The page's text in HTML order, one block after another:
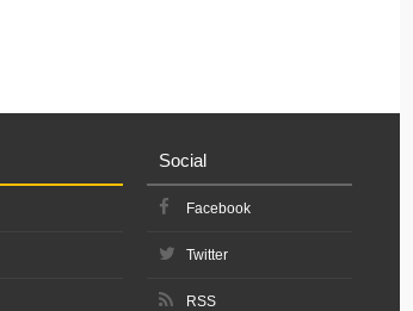
Social
Facebook
Twitter
RSS